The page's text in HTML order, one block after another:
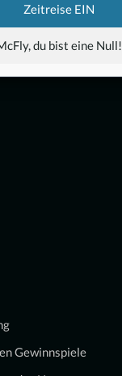
Zeitreise EIN
du bist eine Null!
Gewinnspiele